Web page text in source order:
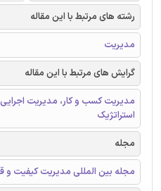
رشته های مرتبط با این مقاله
مدیریت
گرایش های مرتبط با این مقاله
مدیریت کسب و کار، مدیریت
استراتژیک
مجله
مجله بین المللی مدیریت کیفیت و